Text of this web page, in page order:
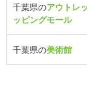
千葉県のアウトレ
ッピングモール
千葉県の美術館